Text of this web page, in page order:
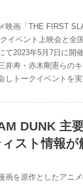
映画「THE FIRST
イベント上映会と全
て2023年5月7日に開
井寿・赤木剛憲らの
しトークイベントを実
DUNK 主
スト情報が
画を原作としたアニ